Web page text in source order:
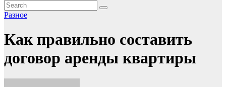
Разное
Как правильно составить
договор аренды квартиры